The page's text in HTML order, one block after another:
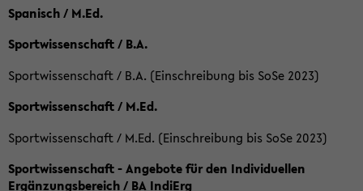
Spanisch / M.Ed.
Sportwissenschaft / B.A.
Sportwissenschaft / B.A. (Einschreibung bis SoSe 2023)
Sportwissenschaft / M.Ed.
Sportwissenschaft / M.Ed. (Einschreibung bis SoSe 2023)
Sportwissenschaft - Angebote für den Individuellen
Ergänzungsbereich / BA IndiErg